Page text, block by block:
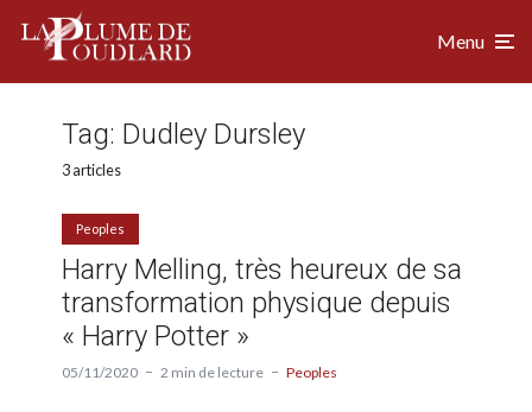
Menu
Tag: Dudley Dursley
3 articles
Peoples
Harry Melling, très heureux de sa
transformation physique depuis
« Harry Potter »
05/11/2020 2 min de lecture Peoples